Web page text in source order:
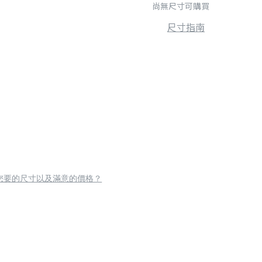
尚無尺寸可購買
尺寸指南
要的尺寸以及滿意的價格？